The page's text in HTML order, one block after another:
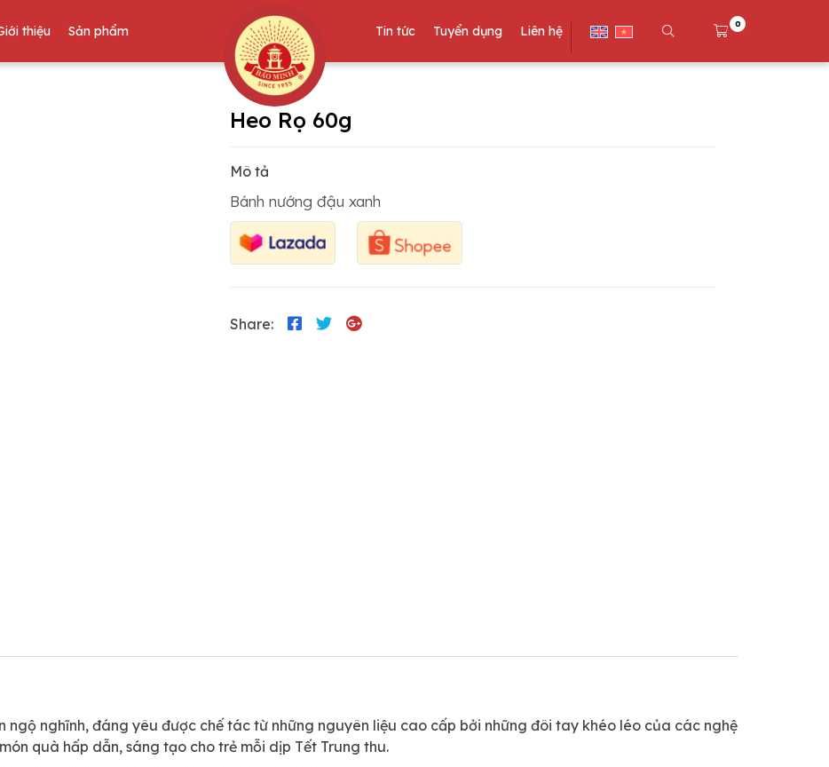
thiệu Sản phẩm Tin tức Tuyển dụng Liên hệ 0
Heo Rọ 60g
Mô tả
Bánh nướng đậu xanh
Share:
ngộ nghĩnh, đáng yêu được chế tác từ những nguyên liệu cao cấp bởi những đôi tay khéo léo của các nghệ
quà hấp dẫn, sáng tạo cho trẻ mỗi dịp Tết Trung thu.